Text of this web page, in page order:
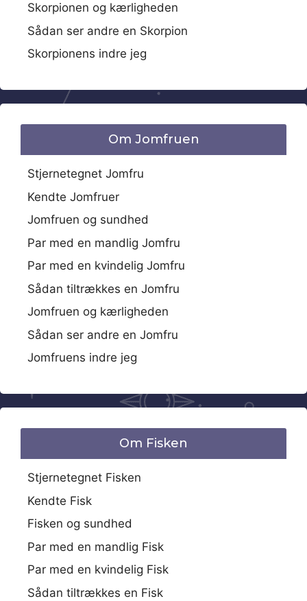
Skorpionen og kærligheden
Sådan ser andre en Skorpion
Skorpionens indre jeg
Om Jomfruen
Stjernetegnet Jomfru
Kendte Jomfruer
Jomfruen og sundhed
Par med en mandlig Jomfru
Par med en kvindelig Jomfru
Sådan tiltrækkes en Jomfru
Jomfruen og kærligheden
Sådan ser andre en Jomfru
Jomfruens indre jeg
Om Fisken
Stjernetegnet Fisken
Kendte Fisk
Fisken og sundhed
Par med en mandlig Fisk
Par med en kvindelig Fisk
Sådan tiltrækkes en Fisk